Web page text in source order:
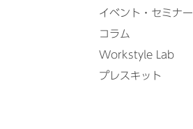
イベント・セミナー
コラム
Workstyle Lab
プレスキット